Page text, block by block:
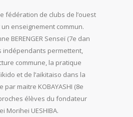
fédération de clubs de l’ouest
enseignement commun.
BERENGER Senseï (7e dan
indépendants permettent,
commune, la pratique
et de l’aikitaiso dans la
maitre KOBAYASHI (8e
élèves du fondateur
Morihei UESHIBA.